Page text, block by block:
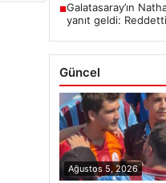
■Galatasaray’ın
yanıt geldi:
Güncel
Ağustos 5, 2026